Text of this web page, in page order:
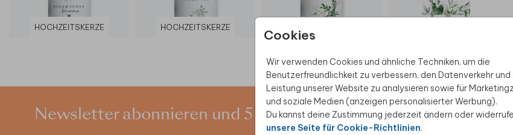
Cookies
Wir verwenden Cookies und ähnliche Techniken, um die
Benutzerfreundlichkeit zu verbessern, den Datenverkehr und
Leistung unserer Website zu analysieren sowie für
und soziale Medien (anzeigen personalisierter Werbung).
Du kannst deine Zustimmung jederzeit ändern oder
unsere Seite für Cookie-Richtlinien.
HOCHZEITSKERZE HOCHZEITSKERZE
Newsletter abonnieren und 5 € Rabatt sichern